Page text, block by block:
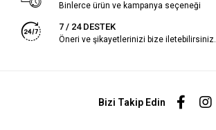
Binlerce ürün ve kampanya seçeneği
7 / 24 DESTEK
Öneri ve şikayetlerinizi bize iletebilirsiniz.
Bizi Takip Edin